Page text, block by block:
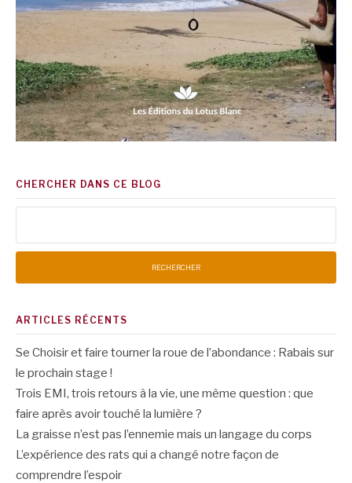
CHERCHER DANS CE BLOG
ARTICLES RÉCENTS
Se Choisir et faire tourner la roue de l’abondance : Rabais sur
le prochain stage !
Trois EMI, trois retours à la vie, une même question : que
faire après avoir touché la lumière ?
La graisse n’est pas l’ennemie mais un langage du corps
L’expérience des rats qui a changé notre façon de
comprendre l’espoir